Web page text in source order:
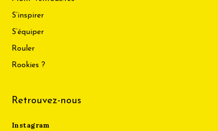
S’inspirer
S’équiper
Rouler
Rookies ?
Retrouvez-nous
Instagram